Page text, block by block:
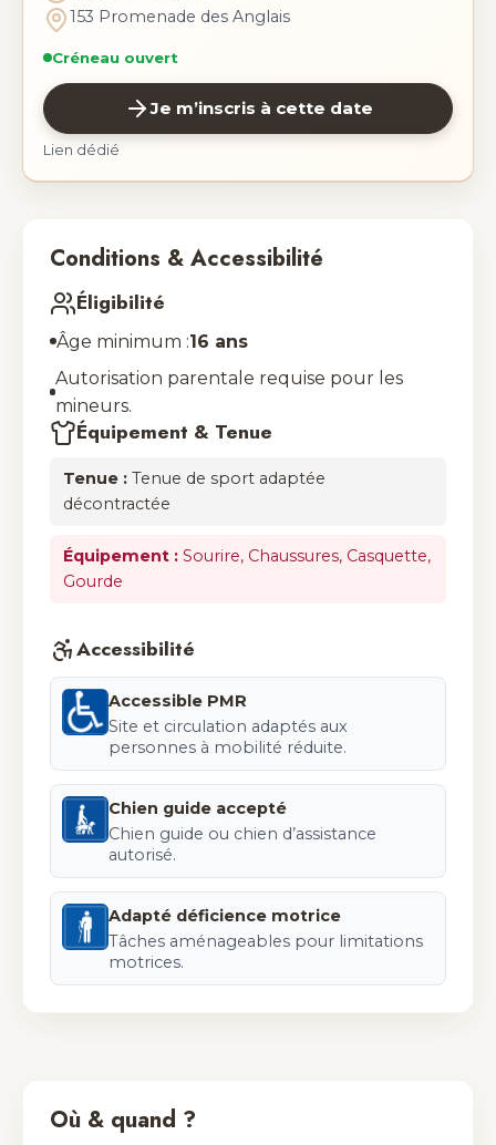
153 Promenade des Anglais
Créneau ouvert
Je m’inscris à cette date
Lien dédié
Conditions & Accessibilité
Éligibilité
Âge minimum :16 ans
Autorisation parentale requise pour les
mineurs.
Équipement & Tenue
Tenue : Tenue de sport adaptée
décontractée
Équipement : Sourire, Chaussures, Casquette,
Gourde
Accessibilité
Accessible PMR
Site et circulation adaptés aux
personnes à mobilité réduite.
Chien guide accepté
Chien guide ou chien d’assistance
autorisé.
Adapté déficience motrice
Tâches aménageables pour limitations
motrices.
Où & quand ?